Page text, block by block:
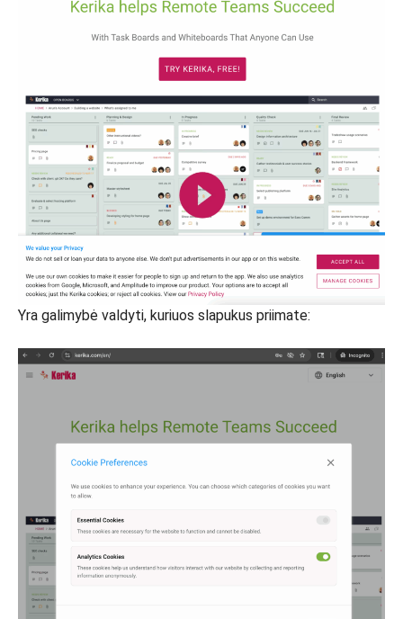
Yra galimybė valdyti, kuriuos slapukus priimate: